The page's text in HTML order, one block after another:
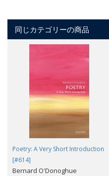
同じカテゴリーの商品
Poetry: A Very Short Introduction
[#614]
Bernard O'Donoghue